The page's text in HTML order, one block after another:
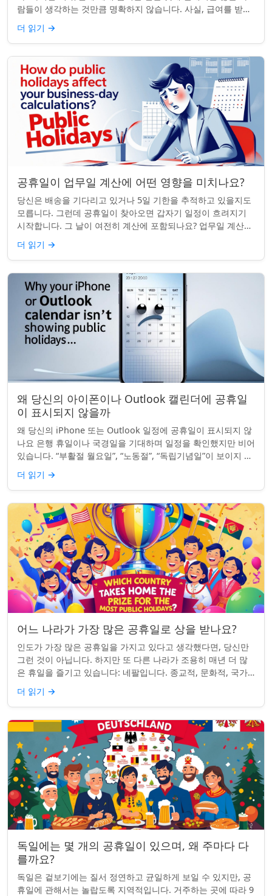
람들이 생각하는 것만큼 명확하지 않습니다. 사실, 급여를 받거
나 하루 쉬는 것이 전적으로 계...
더 읽기 →
공휴일이 업무일 계산에 어떤 영향을 미치나요?
당신은 배송을 기다리고 있거나 5일 기한을 추적하고 있을지도
모릅니다. 그런데 공휴일이 찾아오면 갑자기 일정이 흐려지기
시작합니다. 그 날이 여전히 계산에 포함되나요? 업무일 계산을
할 때 공휴일은 생각보다 더 중요...
더 읽기 →
왜 당신의 아이폰이나 Outlook 캘린더에 공휴일
이 표시되지 않을까
왜 당신의 iPhone 또는 Outlook 일정에 공휴일이 표시되지 않
나요 은행 휴일이나 국경일을 기대하며 일정을 확인했지만 비어
있습니다. “부활절 월요일”, “노동절”, “독립기념일”이 보이지 않
네요. iPhon...
더 읽기 →
어느 나라가 가장 많은 공휴일로 상을 받나요?
인도가 가장 많은 공휴일을 가지고 있다고 생각했다면, 당신만
그런 것이 아닙니다. 하지만 또 다른 나라가 조용히 매년 더 많
은 휴일을 즐기고 있습니다: 네팔입니다. 종교적, 문화적, 국가
적 기념일이 혼합된 네팔은 현...
더 읽기 →
독일에는 몇 개의 공휴일이 있으며, 왜 주마다 다
를까요?
독일은 겉보기에는 질서 정연하고 균일하게 보일 수 있지만, 공
휴일에 관해서는 놀랍도록 지역적입니다. 거주하는 곳에 따라 9